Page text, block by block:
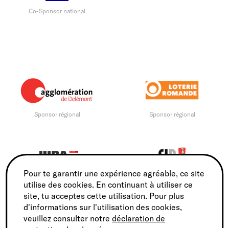
Co-Sponsor national
Sponsor régional Sponsor régional
Sponsor régional Sponsor régional
Pour te garantir une expérience agréable, ce site
utilise des cookies. En continuant à utiliser ce
site, tu acceptes cette utilisation. Pour plus
d'informations sur l'utilisation des cookies,
veuillez consulter notredéclaration de